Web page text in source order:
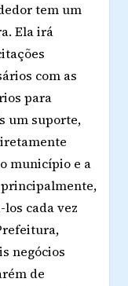
tem um
Ela irá
com as
para
um suporte,
município e a
principalmente,
cada vez
negócios
de